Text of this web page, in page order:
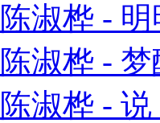
陈淑桦 -
陈淑桦 -
陈淑桦 -